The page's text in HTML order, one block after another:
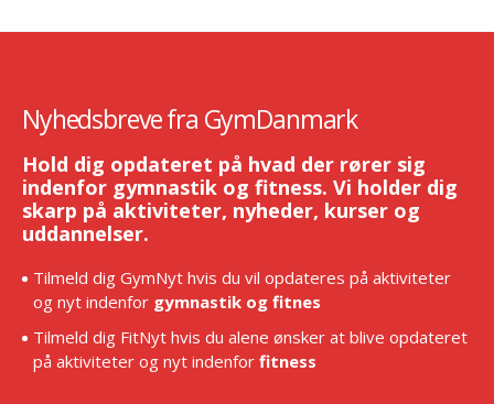
Nyhedsbreve fra GymDanmark
Hold dig opdateret på hvad der rører sig
indenfor gymnastik og fitness. Vi holder dig
skarp på aktiviteter, nyheder, kurser og
uddannelser.
Tilmeld dig GymNyt hvis du vil opdateres på aktiviteter
og nyt indenfor gymnastik og fitnes
Tilmeld dig FitNyt hvis du alene ønsker at blive opdateret
på aktiviteter og nyt indenfor fitness